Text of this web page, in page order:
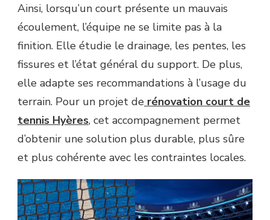
Ainsi, lorsqu’un court présente un mauvais
écoulement, l’équipe ne se limite pas à la
finition. Elle étudie le drainage, les pentes, les
fissures et l’état général du support. De plus,
elle adapte ses recommandations à l’usage du
terrain. Pour un projet de rénovation court de
tennis Hyères, cet accompagnement permet
d’obtenir une solution plus durable, plus sûre
et plus cohérente avec les contraintes locales.